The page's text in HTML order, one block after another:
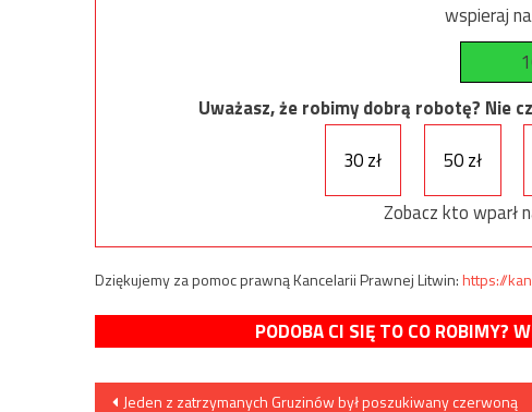
wspieraj
Uważasz, że robimy dobrą robotę? Nie
30 zł
50 zł
Zobacz kto wparł
Dziękujemy za pomoc prawną Kancelarii Prawnej Litwin:https://
PODOBA CI SIĘ TO CO ROBIMY?
Jeden z zatrzymanych Gruzinów był poszukiwany czerwoną